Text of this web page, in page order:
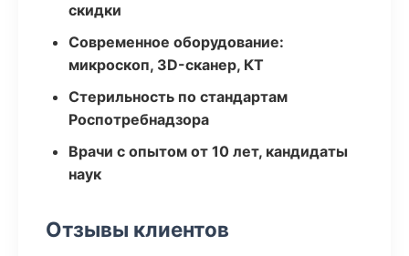
скидки
Современное оборудование:
микроскоп, 3D-сканер, КТ
Стерильность по стандартам
Роспотребнадзора
Врачи с опытом от 10 лет, кандидаты
наук
Отзывы клиентов